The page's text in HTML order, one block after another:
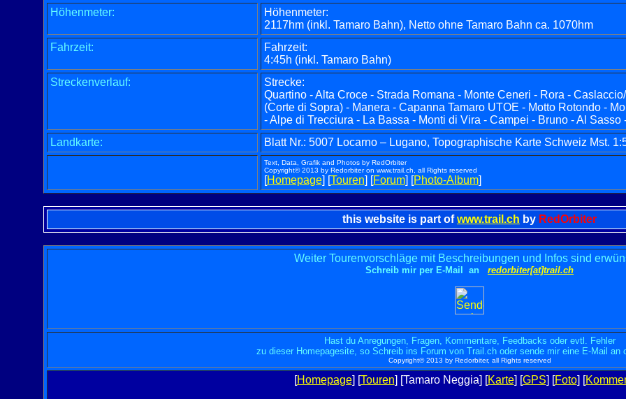
Höhenmeter:
Höhenmeter:
2117hm (inkl. Tamaro Bahn), Netto ohne Tamaro Bahn ca. 1070hm
Fahrzeit:
Fahrzeit:
4:45h (inkl. Tamaro Bahn)
Streckenverlauf:
Strecke:
Quartino - Alta Croce - Strada Romana - Monte Ceneri - Rora -
(Corte di Sopra) - Manera - Capanna Tamaro UTOE - Motto Rotondo -
- Alpe di Trecciura - La Bassa - Monti di Vira - Campei - Bruno - Al Sasso
Landkarte:
Blatt Nr.: 5007 Locarno – Lugano, Topographische Karte Schweiz Mst.
Text, Data, Grafik and Photos by RedOrbiter
Copyright© 2013 by Redorbiter on www.trail.ch, all Rights reserved
[Homepage] [Touren] [Forum] [Photo-Album]
this website is part ofwww.trail.ch by RedOrbiter
Weiter Tourenvorschläge mit Beschreibungen und Infos sind
Schreib mir per E-Mail an redorbiter[at]trail.ch
Hast du Anregungen, Fragen, Kommentare, Feedbacks oder evtl. Fehler
zu dieser Homepagesite, so Schreib ins Forum von Trail.ch oder sende mir eine E-Mail an
Copyright© 2013 by Redorbiter, all Rights reserved
[Homepage] [Touren] [Tamaro Neggia] [Karte] [GPS] [Foto] [